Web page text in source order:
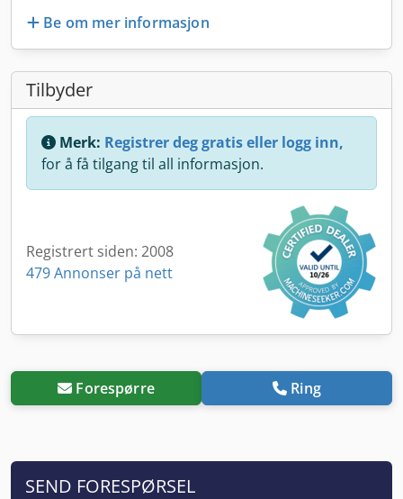
Be om mer informasjon
Tilbyder
Merk: Registrer deg gratis eller logg inn,
for å få tilgang til all informasjon.
Registrert siden: 2008
479 Annonser på nett
Forespørre Ring
SEND FORESPØRSEL